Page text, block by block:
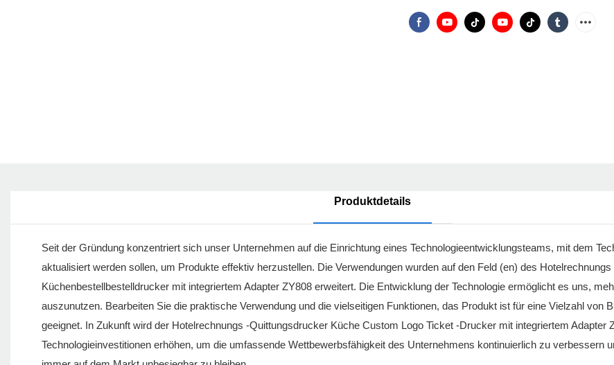
Produktdetails
Seit der Gründung konzentriert sich unser Unternehmen auf die Einrichtung eines Technologieentwicklungsteams, mit dem
aktualisiert werden sollen, um Produkte effektiv herzustellen. Die Verwendungen wurden auf den Feld (en) des
Küchenbestellbestelldrucker mit integriertem Adapter ZY808 erweitert. Die Entwicklung der Technologie ermöglicht es uns,
auszunutzen. Bearbeiten Sie die praktische Verwendung und die vielseitigen Funktionen, das Produkt ist für eine Vielzahl von
geeignet. In Zukunft wird der Hotelrechnungs -Quittungsdrucker Küche Custom Logo Ticket -Drucker mit integriertem Adapter
Technologieinvestitionen erhöhen, um die umfassende Wettbewerbsfähigkeit des Unternehmens kontinuierlich zu verbessern